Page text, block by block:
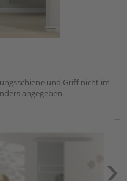
und Griff nicht im
angegeben.